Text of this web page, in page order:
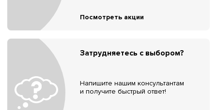
Посмотреть акции
Затрудняетесь с выбором?
Напишите нашим консультантам
и получите быстрый ответ!